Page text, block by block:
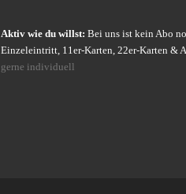
Aktiv wie du willst: Bei uns ist kein Abo
Einzeleintritt, 11er-Karten, 22er-Karten &
gerne individuell